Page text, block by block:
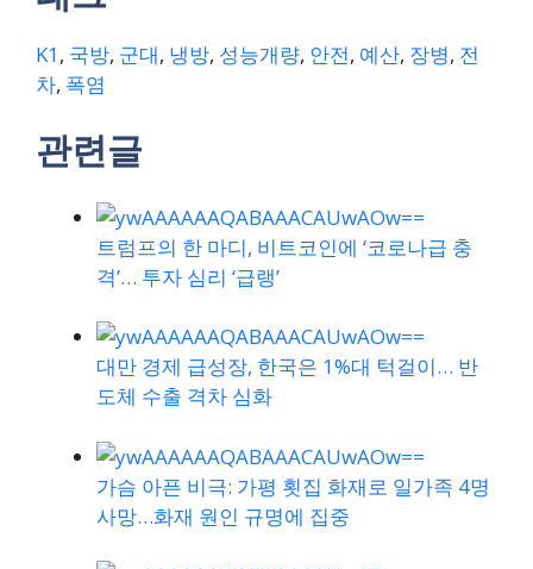
K1, 국방, 군대, 냉방, 성능개량, 안전, 예산, 장병, 전
차, 폭염
관련글
트럼프의 한 마디, 비트코인에 ‘코로나급 충
격’… 투자 심리 ‘급랭’
대만 경제 급성장, 한국은 1%대 턱걸이… 반
도체 수출 격차 심화
가슴 아픈 비극: 가평 횟집 화재로 일가족 4명
사망…화재 원인 규명에 집중